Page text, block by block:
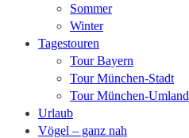
Sommer
Winter
Tagestouren
Tour Bayern
Tour München-Stadt
Tour München-Umland
Urlaub
Vögel – ganz nah